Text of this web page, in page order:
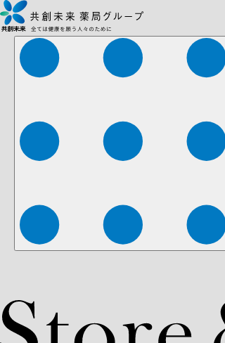
株式会社ファーマみらい 株式会社ストレチア